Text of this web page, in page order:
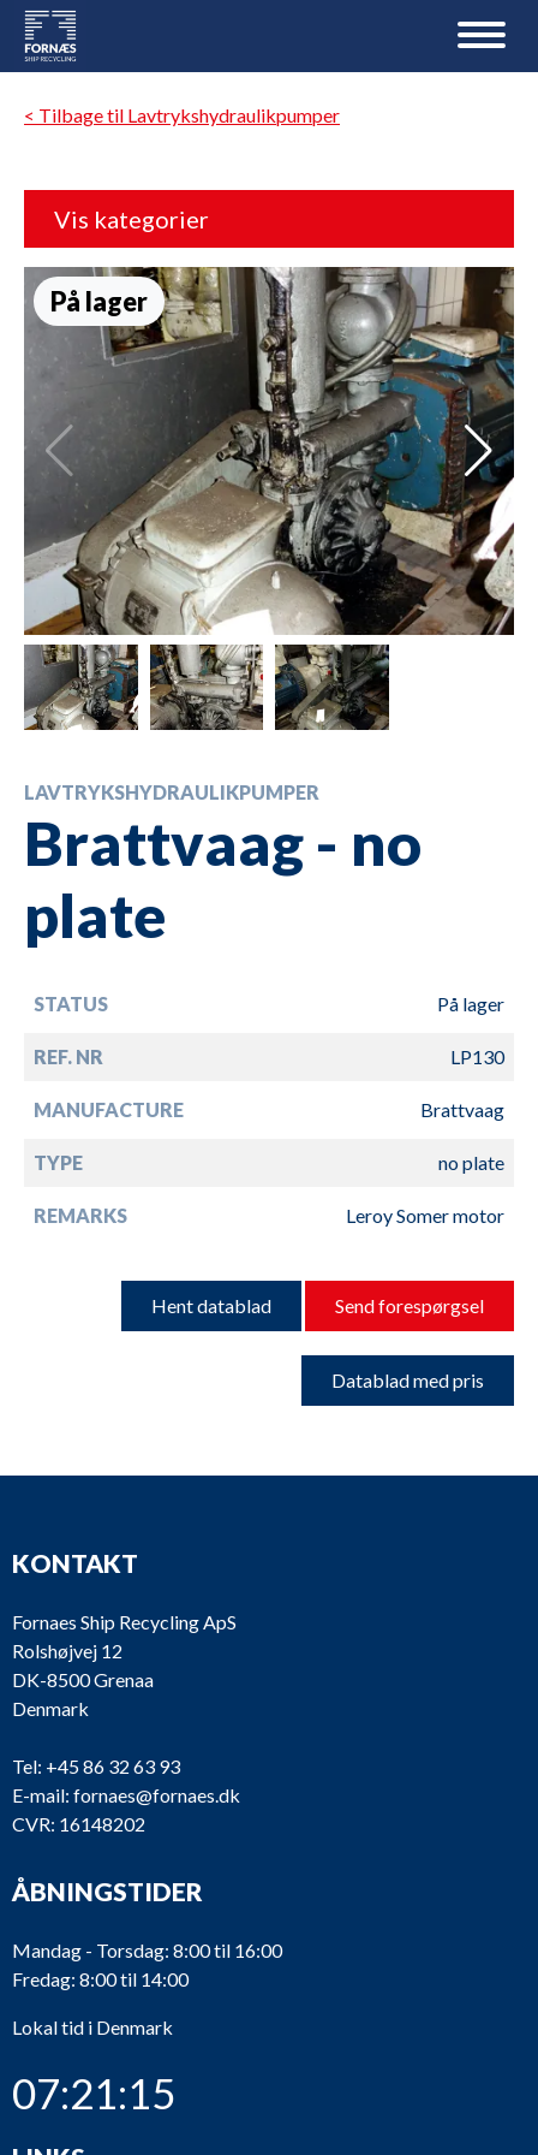
< Tilbage til Lavtrykshydraulikpumper
Vis kategorier
På lager
LAVTRYKSHYDRAULIKPUMPER
Brattvaag - no
plate
STATUS På lager
REF. NR LP130
MANUFACTURE Brattvaag
TYPE no plate
REMARKS Leroy Somer motor
Hent datablad Send forespørgsel
Datablad med pris
KONTAKT
Fornaes Ship Recycling ApS
Rolshøjvej 12
DK-8500 Grenaa
Denmark
Tel: +45 86 32 63 93
E-mail: fornaes@fornaes.dk
CVR: 16148202
ÅBNINGSTIDER
Mandag - Torsdag: 8:00 til 16:00
Fredag: 8:00 til 14:00
Lokal tid i Denmark
07:21:15